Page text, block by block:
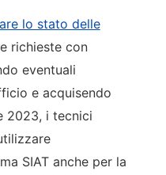
lo stato delle
richieste con
eventuali
e acquisendo
2023, i tecnici
SIAT anche per la